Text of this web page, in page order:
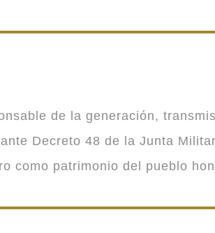
de la generación,
Decreto 48 de la Junta
como patrimonio del pueblo